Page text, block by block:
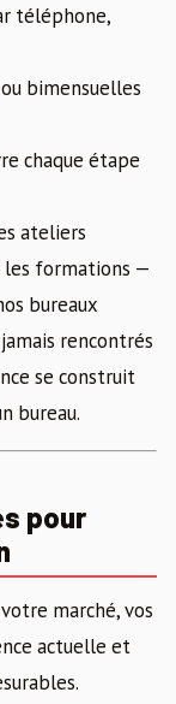
téléphone,
ou bimensuelles
chaque étape
ateliers
les formations —
bureaux
rencontrés
se construit
bureau.
pour
marché, vos
actuelle et